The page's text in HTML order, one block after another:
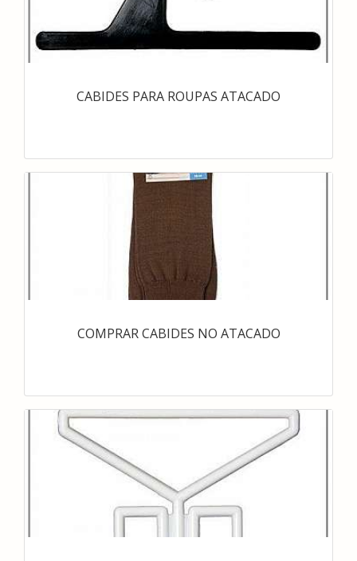
CABIDES PARA ROUPAS ATACADO
COMPRAR CABIDES NO ATACADO